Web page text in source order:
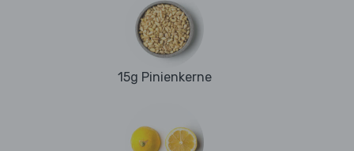
15g Pinienkerne